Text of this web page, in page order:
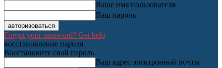
Ваше имя пользователя
Ваш пароль
Forgot your password? Get help
восстановление пароля
Восстановите свой пароль
Ваш адрес электронной почты